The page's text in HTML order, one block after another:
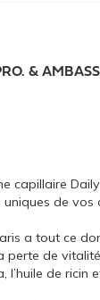
&
capillaire
de vos
a tout ce
de
de